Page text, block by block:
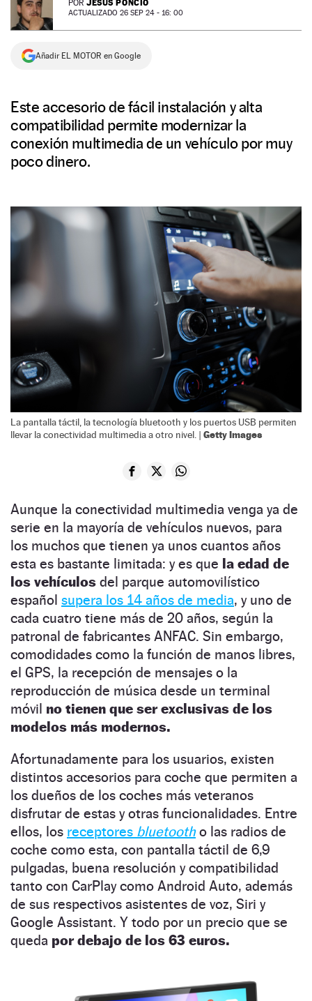
NEWSLETTER
SÍGUENOS
POR JESÚS PONCIO
ACTUALIZADO 26 SEP 24 - 16: 00
Añadir EL MOTOR en Google
Este accesorio de fácil instalación y alta
compatibilidad permite modernizar la
conexión multimedia de un vehículo por muy
poco dinero.
La pantalla táctil, la tecnología bluetooth y los puertos USB permiten
llevar la conectividad multimedia a otro nivel. | Getty Images
Aunque la conectividad multimedia venga ya de
serie en la mayoría de vehículos nuevos, para
los muchos que tienen ya unos cuantos años
esta es bastante limitada: y es que la edad de
los vehículos del parque automovilístico
español supera los 14 años de media, y uno de
cada cuatro tiene más de 20 años, según la
patronal de fabricantes ANFAC. Sin embargo,
comodidades como la función de manos libres,
el GPS, la recepción de mensajes o la
reproducción de música desde un terminal
móvil no tienen que ser exclusivas de los
modelos más modernos.
Afortunadamente para los usuarios, existen
distintos accesorios para coche que permiten a
los dueños de los coches más veteranos
disfrutar de estas y otras funcionalidades. Entre
ellos, los receptores bluetootho las radios de
coche como esta, con pantalla táctil de 6,9
pulgadas, buena resolución y compatibilidad
tanto con CarPlay como Android Auto, además
de sus respectivos asistentes de voz, Siri y
Google Assistant. Y todo por un precio que se
queda por debajo de los 63 euros.